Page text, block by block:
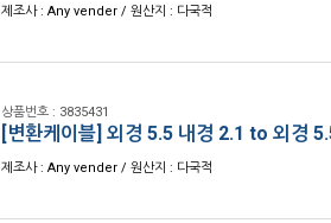
제조사 : Any vender / 원산지 : 다국적
상품번호 : 3835431
[변환케이블] 외경 5.5 내경 2.1 to 외경
제조사 : Any vender / 원산지 : 다국적